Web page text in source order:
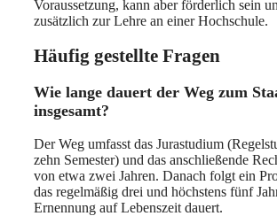
Voraussetzung, kann aber förderlich sein
zusätzlich zur Lehre an einer Hochschule.
Häufig gestellte Fragen
Wie lange dauert der Weg zum
insgesamt?
Der Weg umfasst das Jurastudium
zehn Semester) und das anschließende
von etwa zwei Jahren. Danach folgt ein
das regelmäßig drei und höchstens fünf
Ernennung auf Lebenszeit dauert.